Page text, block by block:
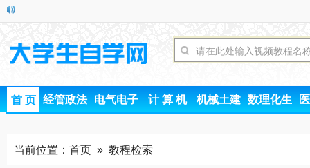
首 页 经管政法 电气电子 计 算 机 机械土建 数理化生
当前位置： 首页 » 教程检索